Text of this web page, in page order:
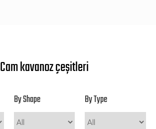
Cam kavanoz çeşitleri
By Shape By Type